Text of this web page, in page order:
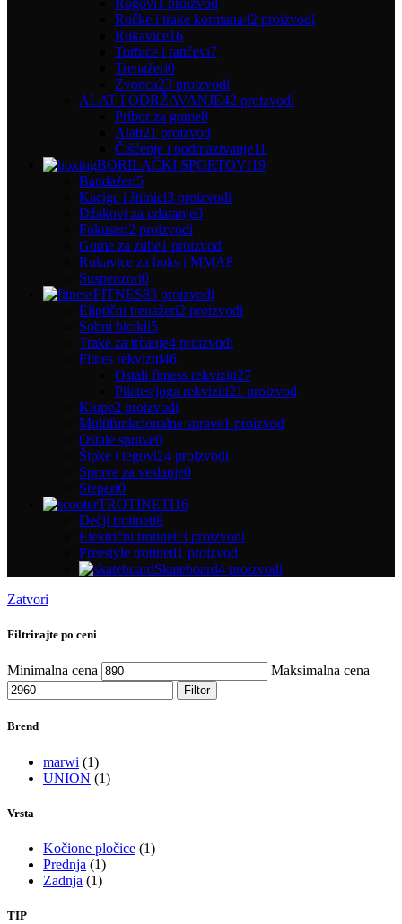
Ručke i trake kormana42 proizvodi
Rukavice16
Torbice i rančevi7
Trenažeri0
Zvonca23 proizvodi
ALAT I ODRŽAVANJE42 proizvodi
Pribor za gume8
Alati21 proizvod
Čišćenje i podmazivanje11
BORILAČKI SPORTOVI19
Bandažeri5
Kacige i štitnici3 proizvodi
Džakovi za udaranje0
Fokuseri2 proizvodi
Gume za zube1 proizvod
Rukavice za boks i MMA8
Suspenzori0
FITNES83 proizvodi
Eliptični trenažeri2 proizvodi
Sobni bicikli5
Trake za trčanje4 proizvodi
Fitnes rekviziti46
Ostali fitness rekviziti27
Pilates/joga rekviziti21 proizvod
Klupe2 proizvodi
Multifunkcionalne sprave1 proizvod
Ostale sprave0
Šipke i tegovi24 proizvodi
Sprave za veslanje0
Steperi0
TROTINETI16
Dečji trotineti8
Električni trotineti3 proizvodi
Freestyle trotineti1 proizvod
Skateboard4 proizvodi
Zatvori
Filtrirajte po ceni
Minimalna cena Maksimalna cena
Filter
Brend
marwi (1)
UNION (1)
Vrsta
Kočione pločice (1)
Prednja (1)
Zadnja (1)
TIP